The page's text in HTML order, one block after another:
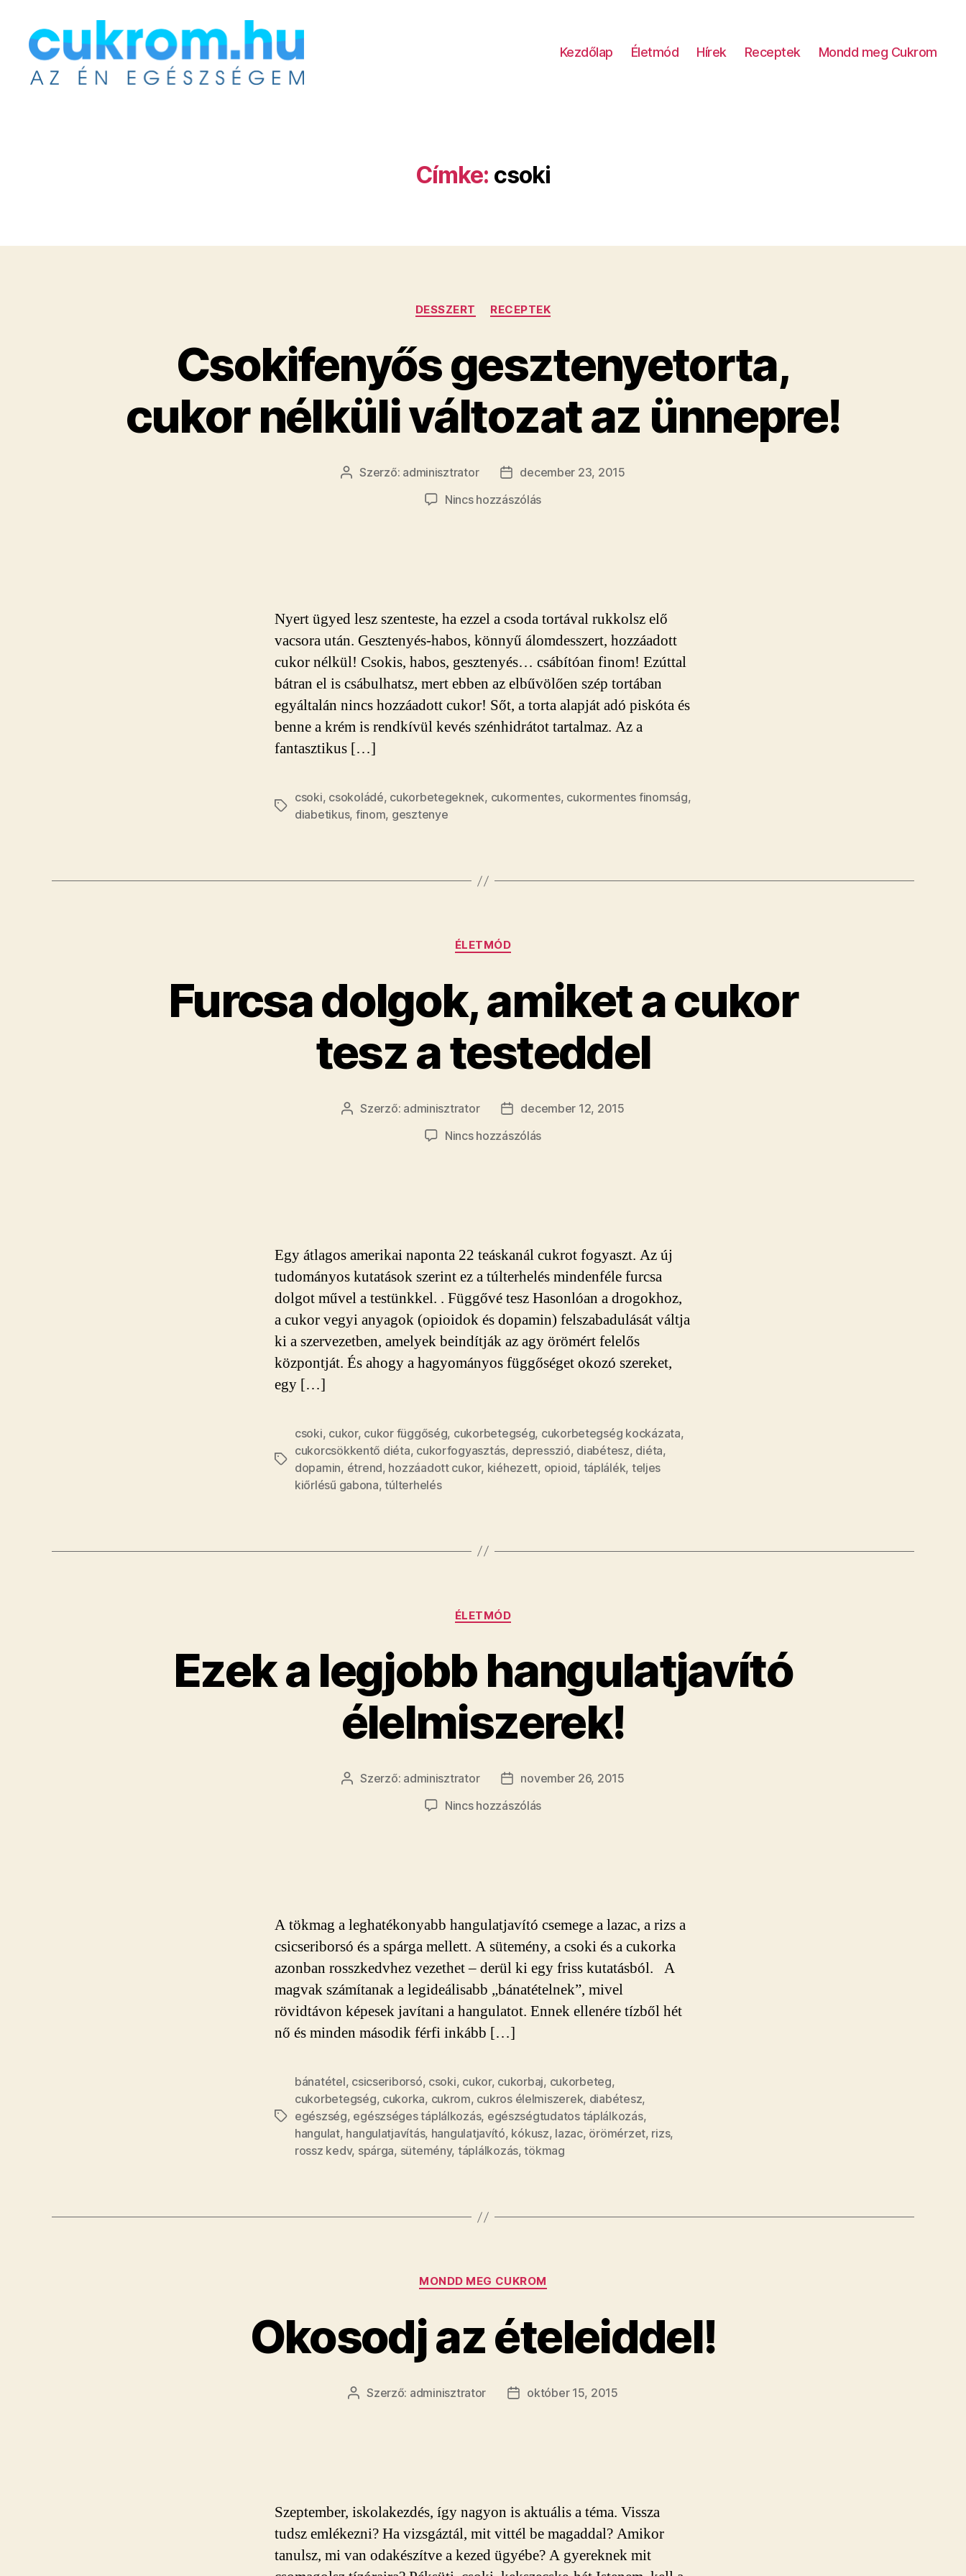
Kezdőlap Életmód Hírek Receptek Mondd meg Cukrom
Címke: csoki
Kategóriák
DESSZERT RECEPTEK
Cso­ki­fe­nyős gesz­te­nye­torta,
cukor nél­küli vál­to­zat az ün­nepre!
Bejegyzés
Szerző: adminisztrator
Bejegyzés
dátuma
december 23, 2015
Nincs hozzászólása(z)
nye­
torta,
cukor
nél­
küli
vál­
to­
nepre!
Nyert ügyed lesz szent­este, ha ezzel a csoda ­tortával rukkolsz elő
vacsora után. Gesz­te­nyés-habos, könnyű álom­desszert, hoz­zá­adott
cukor nél­kül! Csokis, habos, gesztenyés… csábítóan finom! Ezúttal
bátran el is csábulhatsz, mert ebben az elbűvölően szép tortában
egyáltalán nincs hozzáadott cukor! Sőt, a torta alapját adó piskóta és
benne a krém is rendkívül kevés szénhidrátot tartalmaz. Az a
fantasztikus […]
Címkék
csoki, csokoládé, cukorbetegeknek, cukormentes, cukormentes finomság,
diabetikus, finom, gesztenye
Kategóriák
ÉLETMÓD
Furcsa dolgok, amiket a cukor
tesz a testeddel
Bejegyzés
Szerző: adminisztrator
Bejegyzés
december 12, 2015
Nincs hozzászólása(z)
a
testeddel
bejegyzéshez
Egy átlagos amerikai naponta 22 teáskanál cukrot fogyaszt. Az új
tudományos kutatások szerint ez a túlterhelés mindenféle furcsa
dolgot művel a testünkkel. . Függővé tesz Hasonlóan a drogokhoz,
a cukor vegyi anyagok (opioidok és dopamin) felszabadulását váltja
ki a szervezetben, amelyek beindítják az agy örömért felelős
központját. És ahogy a hagyományos függőséget okozó szereket,
egy […]
Címkék
csoki, cukor, cukor függőség, cukorbetegség, cukorbetegség kockázata,
cukorcsökkentő diéta, cukorfogyasztás, depresszió, diabétesz, diéta,
dopamin, étrend, hozzáadott cukor, kiéhezett, opioid, táplálék, teljes
kiőrlésű gabona,túlterhelés
Kategóriák
ÉLETMÓD
Ezek a legjobb hangulatjavító
élelmiszerek!
Bejegyzés
Szerző: adminisztrator
Bejegyzés
dátuma
november 26, 2015
Nincs hozzászólása(z)
A tökmag a leghatékonyabb hangulatjavító csemege a lazac, a rizs a
csicseriborsó és a spárga mellett. A sütemény, a csoki és a cukorka
azonban rosszkedvhez vezethet – derül ki egy friss kutatásból. A
magvak számítanak a legideálisabb „bánatételnek”, mivel
rövidtávon képesek javítani a hangulatot. Ennek ellenére tízből hét
nő és minden második férfi inkább […]
Címkék
bánatétel, csicseriborsó, csoki, cukor, cukorbaj, cukorbeteg,
cukorbetegség, cukorka, cukrom, cukros élelmiszerek, diabétesz,
egészség, egészséges táplálkozás, egészségtudatos táplálkozás,
hangulat, hangulatjavítás, hangulatjavító, kókusz, lazac, örömérzet, rizs,
rossz kedv, spárga, sütemény, táplálkozás,tökmag
Kategóriák
MONDD MEG CUKROM
Okosodj az ételeiddel!
Bejegyzés
Szerző: adminisztrator
Bejegyzés
október 15, 2015
Szeptember, iskolakezdés, így nagyon is aktuális a téma. Vissza
tudsz emlékezni? Ha vizsgáztál, mit vittél be magaddal? Amikor
tanulsz, mi van odakészítve a kezed ügyébe? A gyereknek mit